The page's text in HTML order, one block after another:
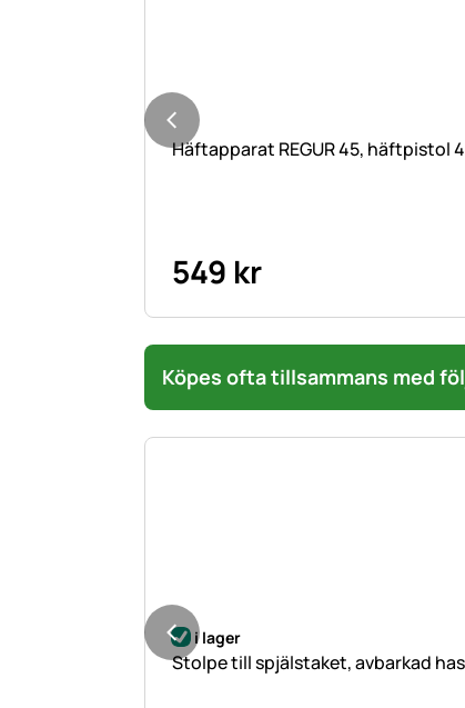
Häftapparat REGUR 45,
549 kr
Köpes ofta tillsammans med
i lager
Stolpe till spjälstaket, avbarkad